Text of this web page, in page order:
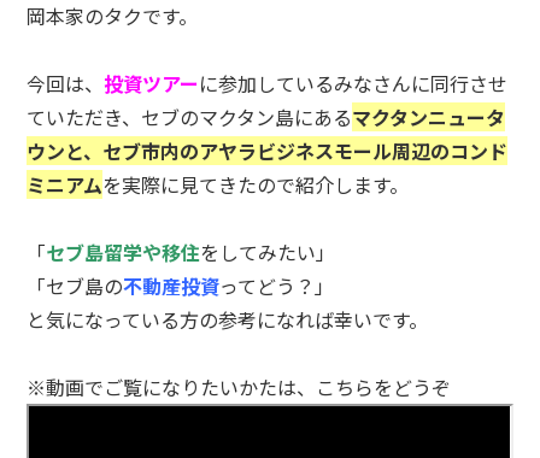
岡本家のタクです。
今回は、 投資ツアーに参加しているみなさんに同行させ
ていただき、セブのマクタン島にあるマクタンニュータ
ウンと、セブ市内のアヤラビジネスモール周辺のコンド
ミニアムを実際に見てきたので紹介します。
「セブ島留学や移住をしてみたい」
「セブ島の不動産投資ってどう？」
と気になっている方の参考になれば幸いです。
※動画でご覧になりたいかたは、こちらをどうぞ